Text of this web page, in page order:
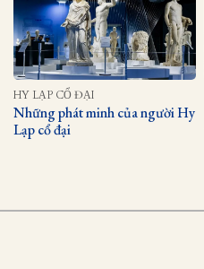
HY LẠP CỔ ĐẠI
Những phát minh của người Hy
Lạp cổ đại